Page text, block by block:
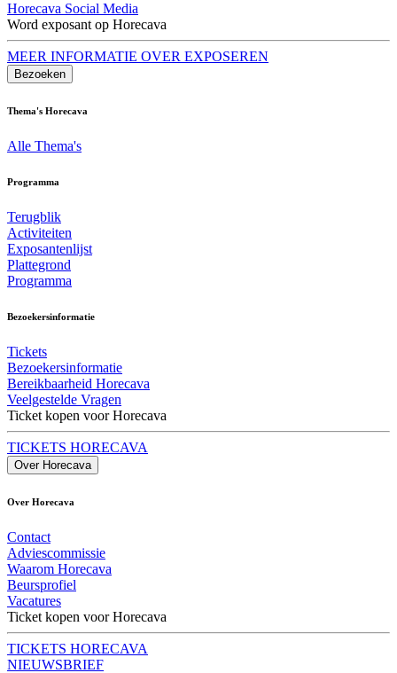
Horecava Social Media
Word exposant op Horecava
MEER INFORMATIE OVER EXPOSEREN
Bezoeken
Thema's Horecava
Alle Thema's
Programma
Terugblik
Activiteiten
Exposantenlijst
Plattegrond
Programma
Bezoekersinformatie
Tickets
Bezoekersinformatie
Bereikbaarheid Horecava
Veelgestelde Vragen
Ticket kopen voor Horecava
TICKETS HORECAVA
Over Horecava
Over Horecava
Contact
Adviescommissie
Waarom Horecava
Beursprofiel
Vacatures
Ticket kopen voor Horecava
TICKETS HORECAVA
NIEUWSBRIEF